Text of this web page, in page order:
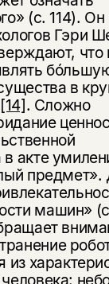
(с. 114). Он
Гэри
что
в
[14]. Сложно
акте
машин»
из